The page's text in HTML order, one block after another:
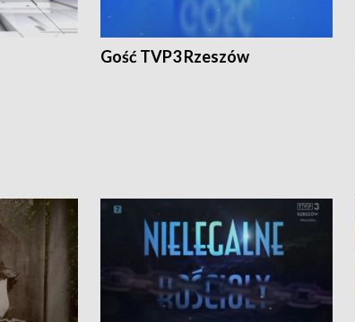
Gość TVP3 Rzeszów